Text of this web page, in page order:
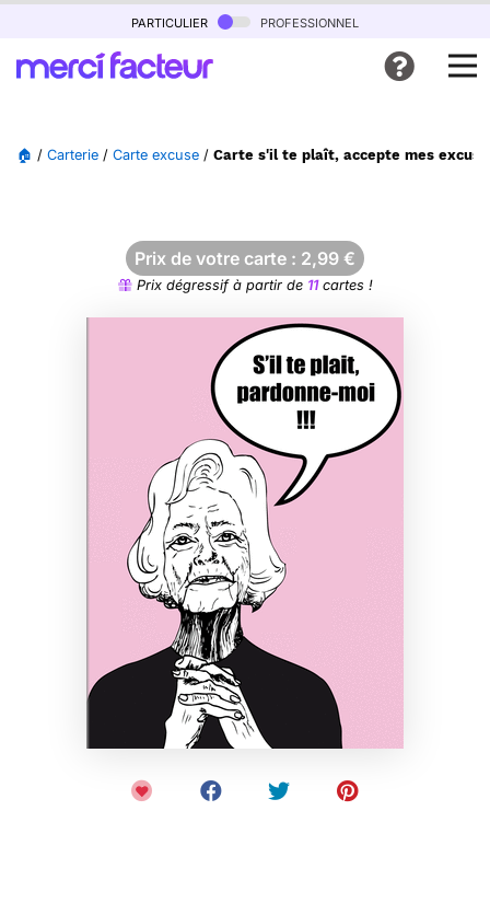
particulier professionnel
🏠 / Carterie / Carte excuse / Carte s'il te plaît, accepte mes
Prix de votre carte : 2,99 €
Prix dégressif à partir de 11cartes !